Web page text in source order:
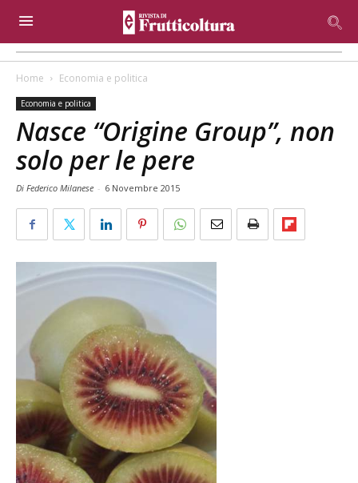
Home Economia e politica
Economia e politica
Nasce “Origine Group”, non
solo per le pere
Di Federico Milanese - 6 Novembre 2015